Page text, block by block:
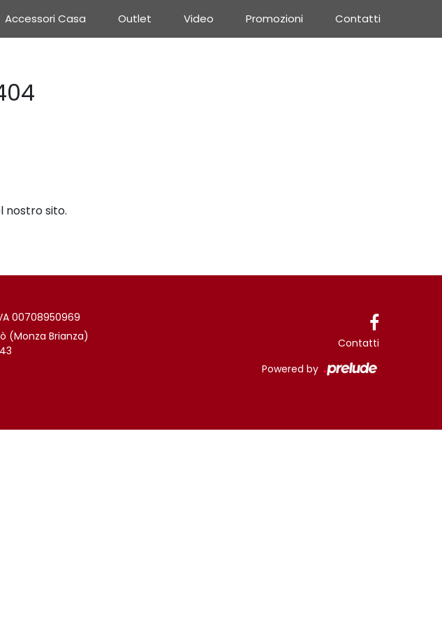
Accessori Casa Outlet Video Promozioni Contatti
nostro sito.
00708950969
(Monza Brianza)
Contatti
Powered by